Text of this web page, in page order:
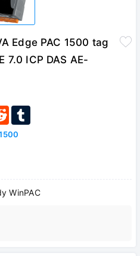
Edge PAC 1500 tag
7.0 ICP DAS AE-
Reddit
WinPAC